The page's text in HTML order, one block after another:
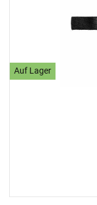
Auf Lager